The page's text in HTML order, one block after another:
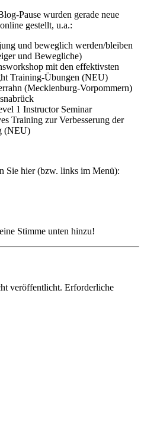
Pause wurden gerade neue
gestellt, u.a.:
und beweglich werden/bleiben
und Bewegliche)
mit den effektivsten
Training-Übungen (NEU)
(Mecklenburg-Vorpommern)
1 Instructor Seminar
Training zur Verbesserung der
(NEU)
Sie hier (bzw. links im Menü):
Stimme unten hinzu!
veröffentlicht. Erforderliche